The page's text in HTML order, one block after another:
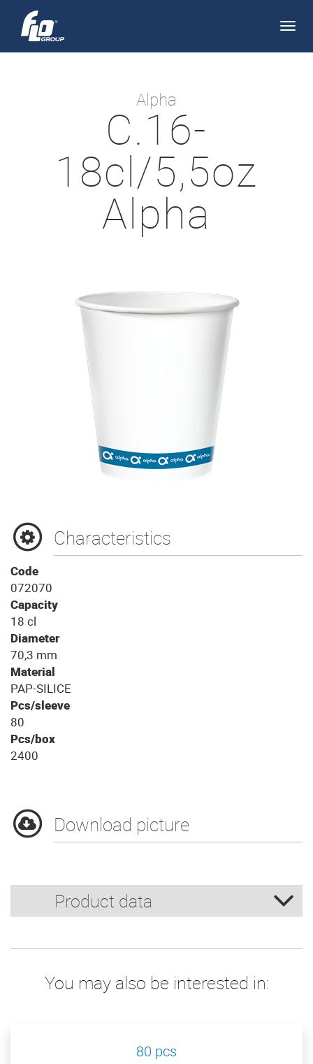
Alpha
C.16-
18cl/5,5oz
Alpha
Characteristics
Code
072070
Capacity
18 cl
Diameter
70,3 mm
Material
PAP-SILICE
Pcs/sleeve
80
Pcs/box
2400
Download picture
Product data
You may also be interested in:
80 pcs